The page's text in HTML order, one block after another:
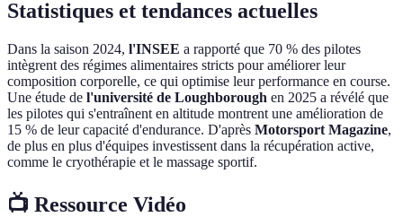
Statistiques et tendances actuelles
Dans la saison 2024, l'INSEE a rapporté que 70 % des pilotes
intègrent des régimes alimentaires stricts pour améliorer leur
composition corporelle, ce qui optimise leur performance en course.
Une étude de l'université de Loughborough en 2025 a révélé que
les pilotes qui s'entraînent en altitude montrent une amélioration de
15 % de leur capacité d'endurance. D'après Motorsport Magazine,
de plus en plus d'équipes investissent dans la récupération active,
comme le cryothérapie et le massage sportif.
📺 Ressource Vidéo